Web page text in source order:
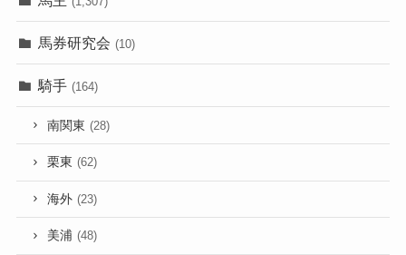
馬券研究会 (10)
騎手 (164)
南関東 (28)
栗東 (62)
海外 (23)
美浦 (48)